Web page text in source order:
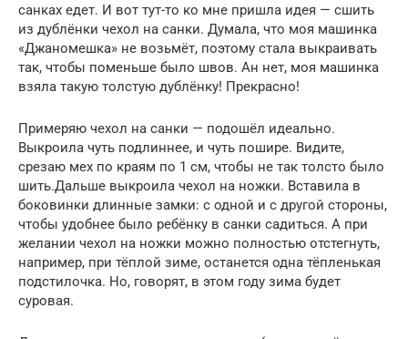
санках едет. И вот тут-то ко мне пришла идея — сшить
из дублёнки чехол на санки. Думала, что моя машинка
«Джаномешка» не возьмёт, поэтому стала выкраивать
так, чтобы поменьше было швов. Ан нет, моя машинка
взяла такую толстую дублёнку! Прекрасно!
Примеряю чехол на санки — подошёл идеально.
Выкроила чуть подлиннее, и чуть пошире. Видите,
срезаю мех по краям по 1 см, чтобы не так толсто было
шить.Дальше выкроила чехол на ножки. Вставила в
боковинки длинные замки: с одной и с другой стороны,
чтобы удобнее было ребёнку в санки садиться. А при
желании чехол на ножки можно полностью отстегнуть,
например, при тёплой зиме, останется одна тёпленькая
подстилочка. Но, говорят, в этом году зима будет
суровая.